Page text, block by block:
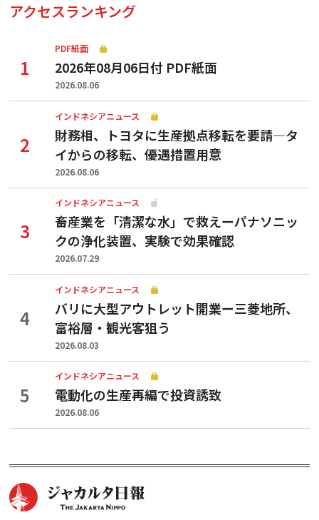
アクセスランキング
PDF紙面
2026年08月06日付 PDF紙面
2026.08.06
インドネシアニュース
財務相、トヨタに生産拠点移転を要請—タ
イからの移転、優遇措置用意
2026.08.06
インドネシアニュース
畜産業を「清潔な水」で救えーパナソニッ
クの浄化装置、実験で効果確認
2026.07.29
インドネシアニュース
バリに大型アウトレット開業ー三菱地所、
富裕層・観光客狙う
2026.08.03
インドネシアニュース
電動化の生産再編で投資誘致
2026.08.06